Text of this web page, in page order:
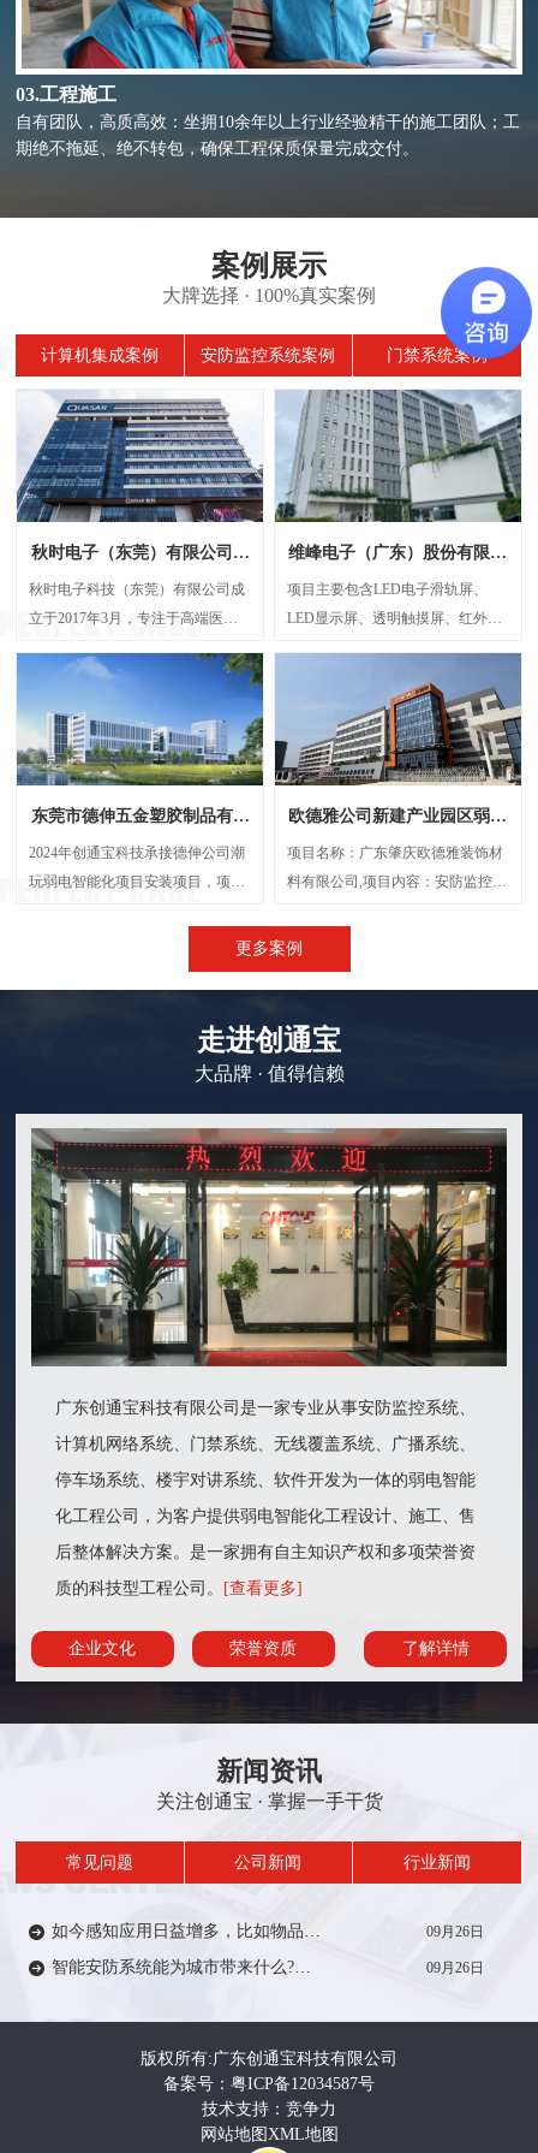
03.工程施工
自有团队，高质高效：坐拥10余年以上行业经验精干的施工团队；工
期绝不拖延、绝不转包，确保工程保质保量完成交付。
案例展示
大牌选择 · 100%真实案例
计算机集成案例 安防监控系统案例 门禁系统案例
秋时电子（东莞）有限公司弱
电智能化项目案例
秋时电子科技（东莞）有限公司成
立于2017年3月，专注于高端医疗
范围包括生产、设计、研发、技术
备、光学设备、计量检验设备及零
配件、精密仪器设备及其零配件
电智能化承接方，主要负责建设
UPS后备电源系统、UPS动环监测
系统、楼层弱电井配电建设等等
维峰电子（广东）股份有限公
司弱电智能化项目案例
项目主要包含LED电子滑轨屏、
LED显示屏、透明触摸屏、红外触
琐、呈现单一等问题，将展厅的多
个显示屏打造成一个既可统一协作
又能独立展示的智能视觉网络。
东莞市德伸五金塑胶制品有限
2024年创通宝科技承接德伸公司潮
玩弱电智能化项目安装项目，项目
房建设、视频监控系统、信息网络
欧德雅公司新建产业园区弱电
项目名称：广东肇庆欧德雅装饰材
料有限公司,项目内容：安防监控系
禁系统、停车场系统，会议系统、
更多案例
走进创通宝
大品牌 · 值得信赖
广东创通宝科技有限公司是一家专业从事安防监控系统、
计算机网络系统、门禁系统、无线覆盖系统、广播系统、
停车场系统、楼宇对讲系统、软件开发为一体的弱电智能
化工程公司，为客户提供弱电智能化工程设计、施工、售
后整体解决方案。是一家拥有自主知识产权和多项荣誉资
质的科技型工程公司。
[查看更多]
企业文化 荣誉资质 了解详情
新闻资讯
关注创通宝 · 掌握一手干货
常见问题 公司新闻 行业新闻
09月26日
09月26日
版权所有:广东创通宝科技有限公司
备案号：粤ICP备12034587号
技术支持：竞争力
网站地图 XML地图